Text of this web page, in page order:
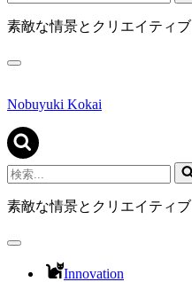
索...
素敵な情景とクリエイティブ
ナ
ゲ
シ
ョ
ン
メ
ニ
ュ
Nobuyuki Kokai
検
索...
素敵な情景とクリエイティブ
ナ
Innovation